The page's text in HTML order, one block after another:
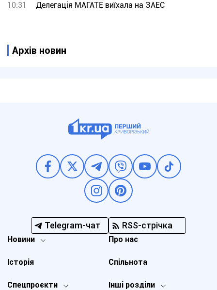
10:31 Делегація МАГАТЕ виїхала на ЗАЕС
Архів новин
Telegram-чат RSS-стрічка
Новини
Спецпроєкти Інші розділи
Історія
Про нас
Спільнота